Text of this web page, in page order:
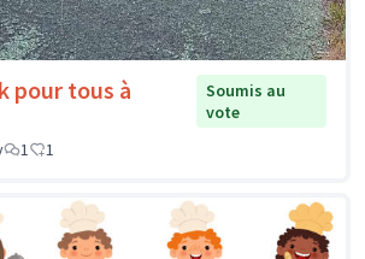
pour tous à
Soumis au
vote
1 1